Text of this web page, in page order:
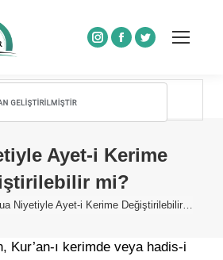
Instagram
Facebook
Twitter
Ayet-i Kerime
mi?
Niyetiyle Ayet-i Kerime Değiştirilebilir…
Kur’an-ı kerimde veya hadis-i